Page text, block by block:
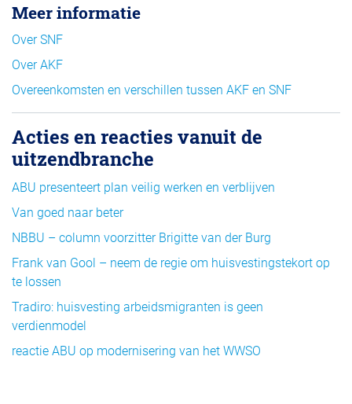
Meer informatie
Over SNF
Over AKF
Overeenkomsten en verschillen tussen AKF en SNF
Acties en reacties vanuit de
uitzendbranche
ABU presenteert plan veilig werken en verblijven
Van goed naar beter
NBBU – column voorzitter Brigitte van der Burg
Frank van Gool – neem de regie om huisvestingstekort op
te lossen
Tradiro: huisvesting arbeidsmigranten is geen
verdienmodel
reactie ABU op modernisering van het WWSO